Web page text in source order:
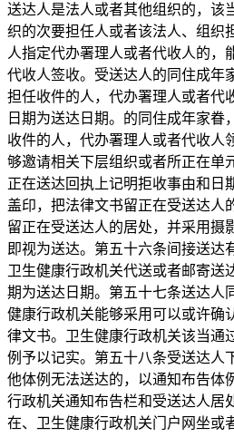
送达人是法人或者其他组织的，该
织的次要担任人或者该法人、组织
人指定代办署理人或者代收人的，
代收人签收。受送达人的同住成年
担任收件的人，代办署理人或者代
日期为送达日期。的同住成年家眷
收件的人，代办署理人或者代收人
够邀请相关下层组织或者所正在单
正在送达回执上记明拒收事由和日
盖印，把法律文书留正在受送达人
留正在受送达人的居处，并采用摄
即视为送达。第五十六条间接送达
卫生健康行政机关代送或者邮寄送
期为送达日期。第五十七条送达人
健康行政机关能够采用可以或许确
律文书。卫生健康行政机关该当通
例予以记实。第五十八条受送达人
他体例无法送达的，以通知布告体
行政机关通知布告栏和受送达人居
在、卫生健康行政机关门户网坐或